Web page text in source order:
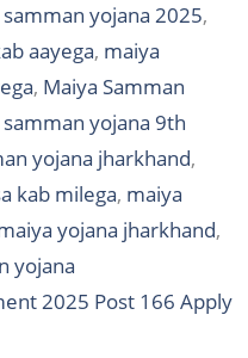
yojana 2025,
aayega, maiya
, Maiya Samman
yojana 9th
yojana jharkhand,
kab milega, maiya
yojana jharkhand,
yojana
2025 Post 166 Apply